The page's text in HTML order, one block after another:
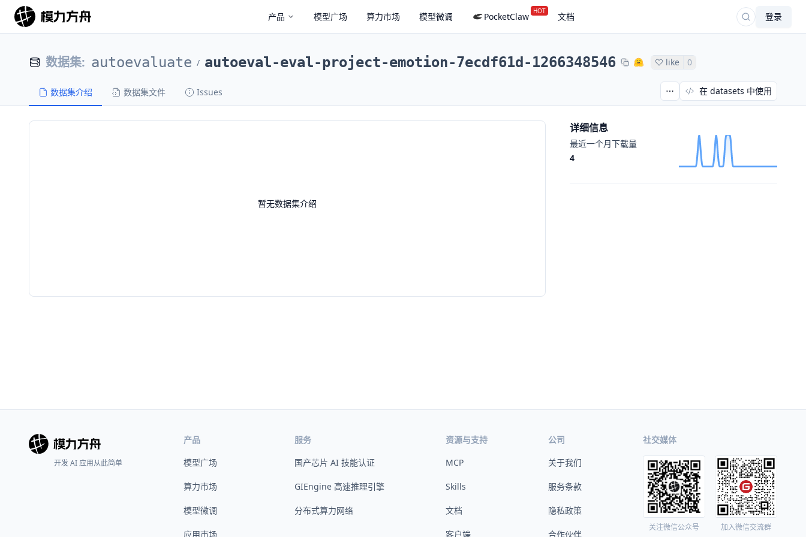
产品 模型广场 算力市场 模型微调 PocketClaw HOT 文档 登录
数据集: autoevaluate / autoeval-eval-project-emotion-7ecdf61d-1266348546 like 0
数据集介绍 数据集文件 Issues 在 datasets 中使用
暂无数据集介绍
详细信息
最近一个月下载量
4
开发 AI 应用从此简单
产品
模型广场
算力市场
模型微调
应用市场
服务
国产芯片 AI 技能认证
GIEngine 高速推理引擎
分布式算力网络
资源与支持
MCP
Skills
文档
客户端
公司
关于我们
服务条款
隐私政策
合作伙伴
社交媒体
关注微信公众号 加入微信交流群